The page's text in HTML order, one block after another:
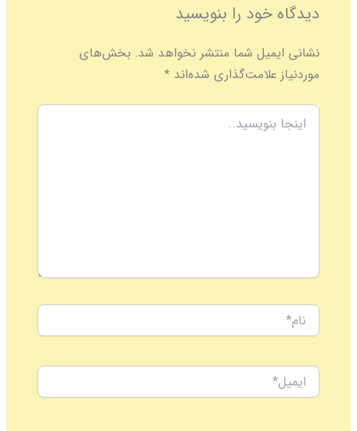
دیدگاه‌ خود را بنویسید
نشانی ایمیل شما منتشر نخواهد شد. بخش‌های
موردنیاز علامت‌گذاری شده‌اند*
اینجا
بنویسید..
نام*
ایمیل*